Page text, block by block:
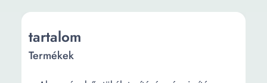
tartalom
Termékek